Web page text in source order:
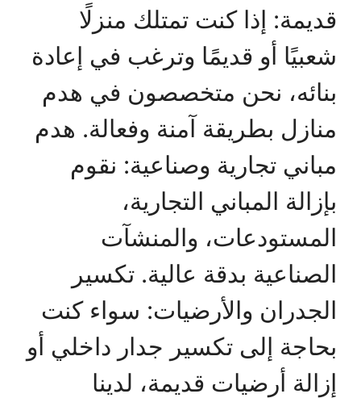
قديمة: إذا كنت تمتلك منزلًا
شعبيًا أو قديمًا وترغب في إعادة
بنائه، نحن متخصصون في هدم
منازل بطريقة آمنة وفعالة. هدم
مباني تجارية وصناعية: نقوم
بإزالة المباني التجارية،
المستودعات، والمنشآت
الصناعية بدقة عالية. تكسير
الجدران والأرضيات: سواء كنت
بحاجة إلى تكسير جدار داخلي أو
إزالة أرضيات قديمة، لدينا